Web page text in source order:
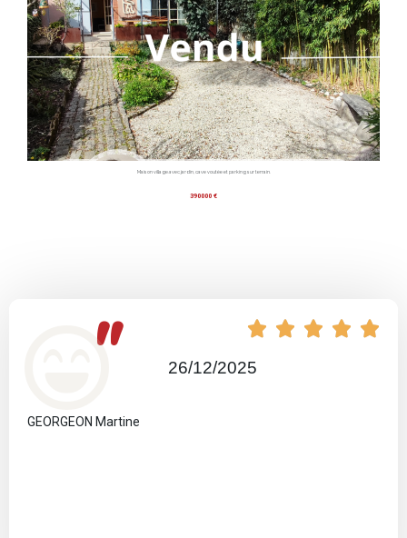
Maison village avec jardin, cave voutée et parking sur terrain.
390000 €
    
" 26/12/2025
GEORGEON Martine